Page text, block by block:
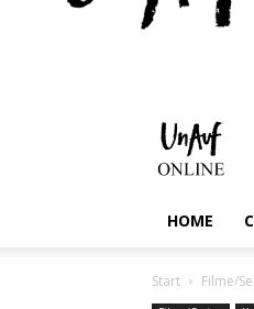
HOME
Start Filme/